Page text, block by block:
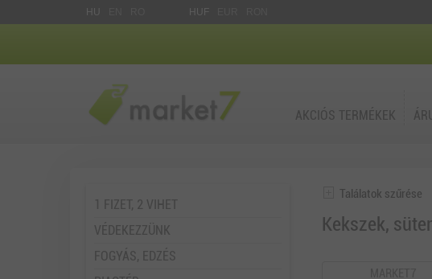
HU HUF
AKCIÓS TERMÉKEK
1 FIZET, 2 VIHET
VÉDEKEZZÜNK
FOGYÁS, EDZÉS
Találatok szűrése
Kekszek,